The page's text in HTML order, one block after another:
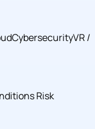
CybersecurityVR /
Risk